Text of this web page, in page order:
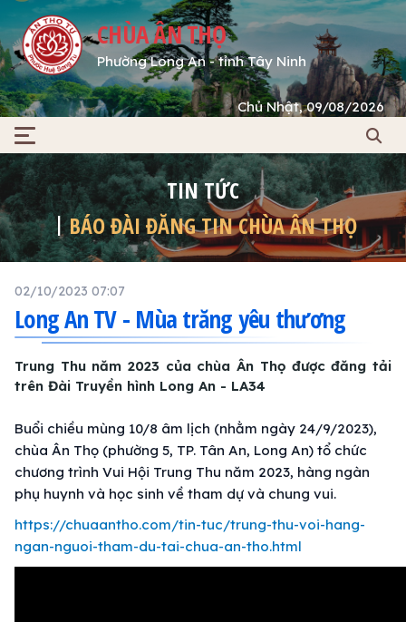
CHÙA ÂN THỌ
Phường Long An - tỉnh Tây Ninh
Chủ Nhật, 09/08/2026
TIN TỨC
BÁO ĐÀI ĐĂNG TIN CHÙA ÂN THỌ
02/10/2023 07:07
Long An TV - Mùa trăng yêu thương
Trung Thu năm 2023 của chùa Ân Thọ được đăng tải
trên Đài Truyền hình Long An - LA34
Buổi chiều mùng 10/8 âm lịch (nhằm ngày 24/9/2023),
chùa Ân Thọ (phường 5, TP. Tân An, Long An) tổ chức
chương trình Vui Hội Trung Thu năm 2023, hàng ngàn
phụ huynh và học sinh về tham dự và chung vui.
https://chuaantho.com/tin-tuc/trung-thu-voi-hang-
ngan-nguoi-tham-du-tai-chua-an-tho.html